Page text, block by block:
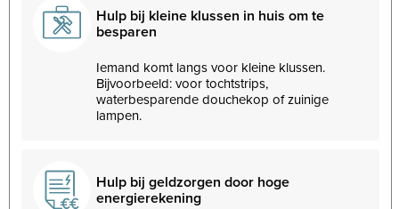
Hulp bij kleine klussen in huis om te
besparen
Iemand komt langs voor kleine klussen.
Bijvoorbeeld: voor tochtstrips,
waterbesparende douchekop of zuinige
lampen.
Hulp bij geldzorgen door hoge
energierekening